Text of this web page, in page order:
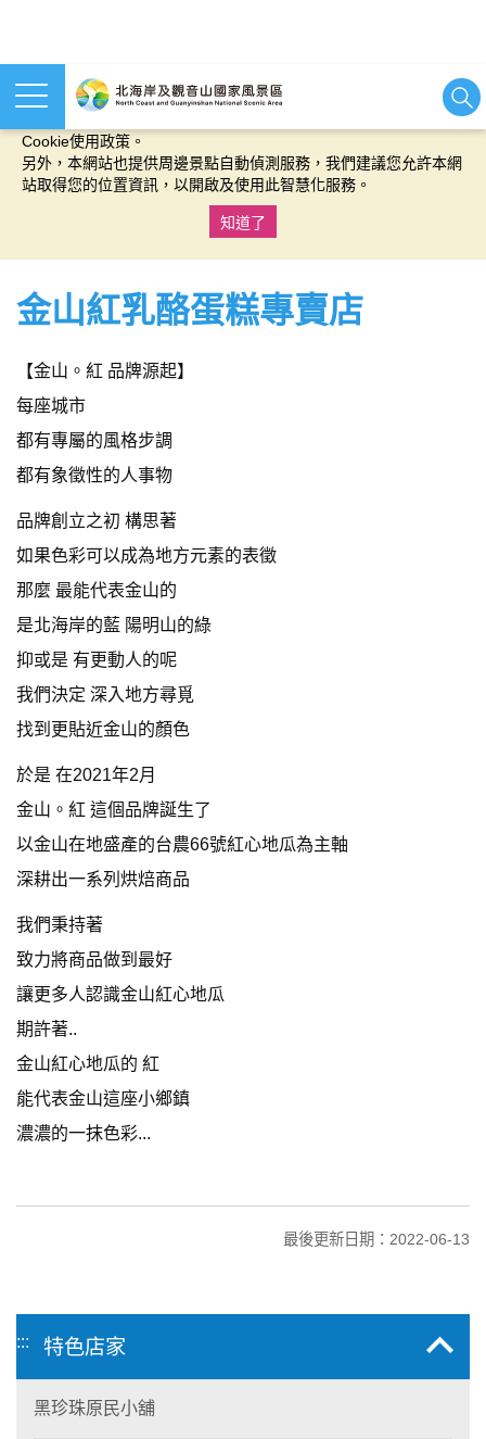
本網站使用cookies等相關技術以持續優化網站服務，並有助於為
Cookie使用政策。
另外，本網站也提供周邊景點自動偵測服務，我們建議您允許本網
站取得您的位置資訊，以開啟及使用此智慧化服務。
知道了
金山紅乳酪蛋糕專賣店
【金山。紅 品牌源起】
每座城市
都有專屬的風格步調
都有象徵性的人事物
品牌創立之初 構思著
如果色彩可以成為地方元素的表徵
那麼 最能代表金山的
是北海岸的藍 陽明山的綠
抑或是 有更動人的呢
我們決定 深入地方尋覓
找到更貼近金山的顏色
於是 在2021年2月
金山。紅 這個品牌誕生了
以金山在地盛產的台農66號紅心地瓜為主軸
深耕出一系列烘焙商品
我們秉持著
致力將商品做到最好
讓更多人認識金山紅心地瓜
期許著..
金山紅心地瓜的 紅
能代表金山這座小鄉鎮
濃濃的一抹色彩...
最後更新日期：2022-06-13
::: 特色店家
黑珍珠原民小舖